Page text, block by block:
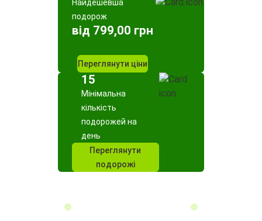
Найдешевша
подорож
від 799,00 грн
Переглянути ціни
15
Мінімальна
кількість
подорожей на
день
Переглянути
подорожі